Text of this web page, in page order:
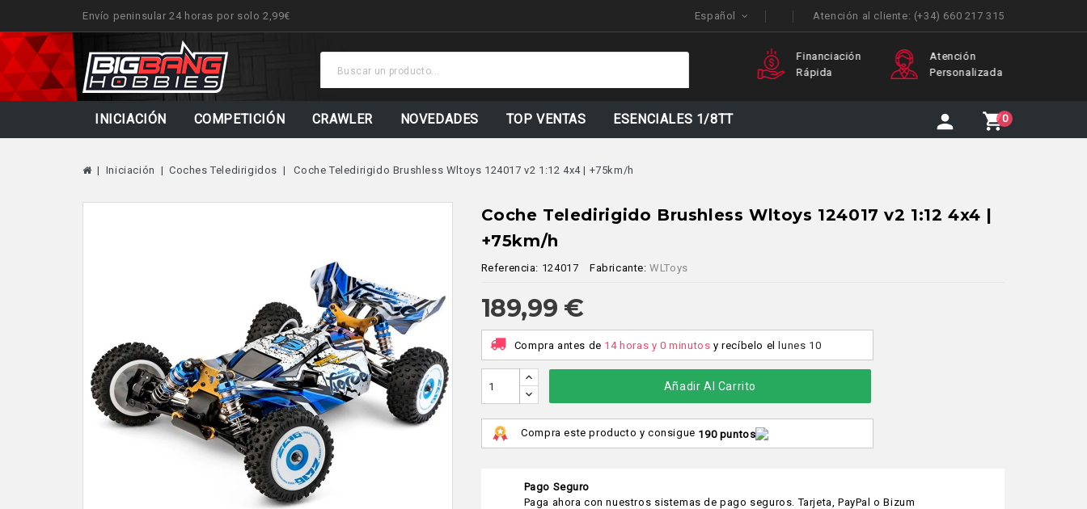
Envío peninsular 24 horas por solo 2,99€ Español Atención al cliente: (+34) 660 217 315
Stock
Financiación
Rápida
Atención
Personalizada
INICIACIÓN COMPETICIÓN CRAWLER NOVEDADES TOP VENTAS ESENCIALES 1/8TT 0
Iniciación Coches Teledirigidos Coche Teledirigido Brushless Wltoys 124017 v2 1:12 4x4 | +75km/h
Coche Teledirigido Brushless Wltoys 124017 v2 1:12 4x4 |
+75km/h
Referencia: 124017 Fabricante: WLToys
189,99 €
Compra antes de 14 horas y 0 minutos y recíbelo el lunes 10
Añadir Al Carrito
Compra este producto y consigue 190 puntos
Pago Seguro
Paga ahora con nuestros sistemas de pago seguros. Tarjeta, PayPal o Bizum